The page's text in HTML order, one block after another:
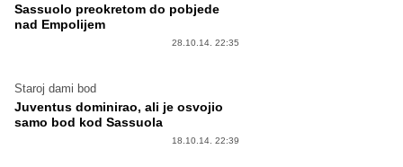
Sassuolo preokretom do pobjede
nad Empolijem
28.10.14. 22:35
Staroj dami bod
Juventus dominirao, ali je osvojio
samo bod kod Sassuola
18.10.14. 22:39